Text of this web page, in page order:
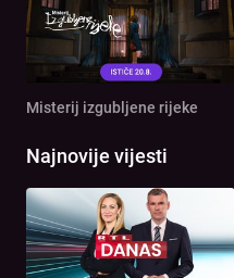
Misterij izgubljene rijeke
Najnovije vijesti